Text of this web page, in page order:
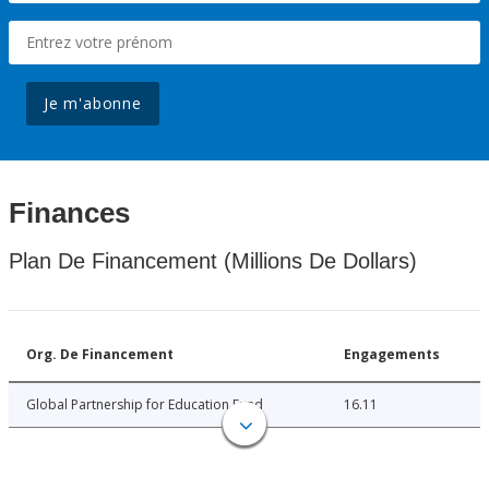
Je m'abonne
Finances
Plan De Financement (Millions De Dollars)
Org. De Financement Engagements
Global Partnership for Education Fund 16.11